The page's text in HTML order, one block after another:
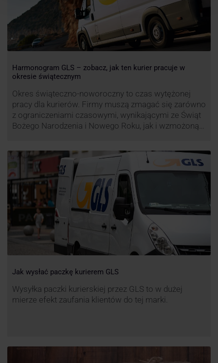
Harmonogram GLS – zobacz, jak ten kurier pracuje w
okresie świątecznym
Okres świąteczno-noworoczny to czas wytężonej
pracy dla kurierów. Firmy muszą zmagać się zarówno
z ograniczeniami czasowymi, wynikającymi ze Świąt
Bożego Narodzenia i Nowego Roku, jak i wzmożoną
firm. Zobacz harmonogram GLS na czas świąteczny!
Jak wysłać paczkę kurierem GLS
Wysyłka paczki kurierskiej przez GLS to w dużej
mierze efekt zaufania klientów do tej marki.